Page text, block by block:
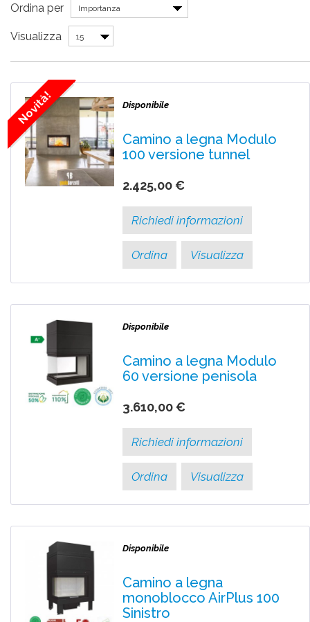
Ordina per Importanza
Visualizza 15
Novità! Disponibile
Camino a legna Modulo
100 versione tunnel
2.425,00 €
Richiedi informazioni
Ordina Visualizza
Disponibile
Camino a legna Modulo
60 versione penisola
3.610,00 €
Richiedi informazioni
Ordina Visualizza
Disponibile
Camino a legna
monoblocco AirPlus 100
Sinistro